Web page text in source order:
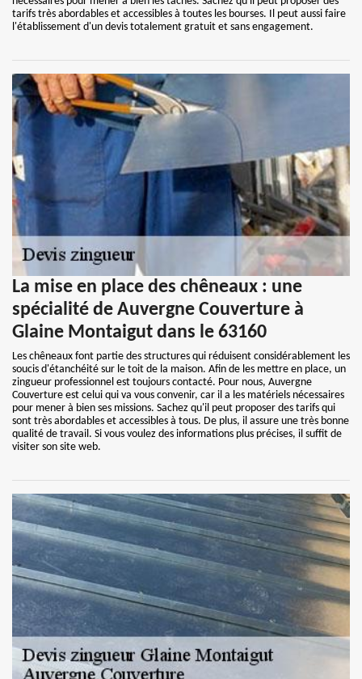
tarifs très abordables et accessibles à toutes les bourses. Il peut aussi faire
l'établissement d'un devis totalement gratuit et sans engagement.
La mise en place des chêneaux : une
spécialité de Auvergne Couverture à
Glaine Montaigut dans le 63160
Les chêneaux font partie des structures qui réduisent considérablement les
soucis d'étanchéité sur le toit de la maison. Afin de les mettre en place, un
zingueur professionnel est toujours contacté. Pour nous, Auvergne
Couverture est celui qui va vous convenir, car il a les matériels nécessaires
pour mener à bien ses missions. Sachez qu'il peut proposer des tarifs qui
sont très abordables et accessibles à tous. De plus, il assure une très bonne
qualité de travail. Si vous voulez des informations plus précises, il suffit de
visiter son site web.